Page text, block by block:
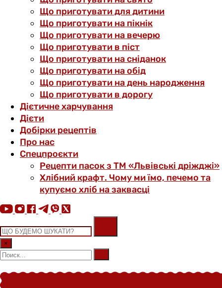
Що приготувати для дитини
Що приготувати на пікнік
Що приготувати на вечерю
Що приготувати в піст
Що приготувати на сніданок
Що приготувати на обід
Що приготувати на день народження
Що приготувати в дорогу
Дієтичне харчування
Дієти
Добірки рецептів
Про нас
Спецпроєкти
Рецепти пасок з ТМ «Львівські дріжджі»
Хлібний крафт. Чому ми їмо, печемо та
купуємо хліб на заквасці
×